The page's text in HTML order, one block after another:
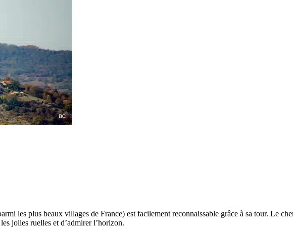
les plus beaux villages de France) est facilement reconnaissable grâce à sa tour. Le
jolies ruelles et d’admirer l’horizon.